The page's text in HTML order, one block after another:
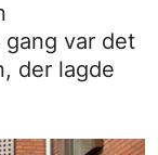
gang var det
der lagde